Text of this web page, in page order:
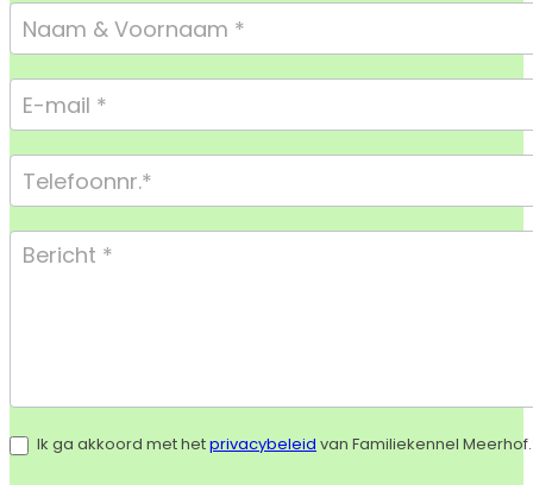
Footer
Form
Compact
Ik ga akkoord met hetprivacybeleid van Familiekennel Meerhof.